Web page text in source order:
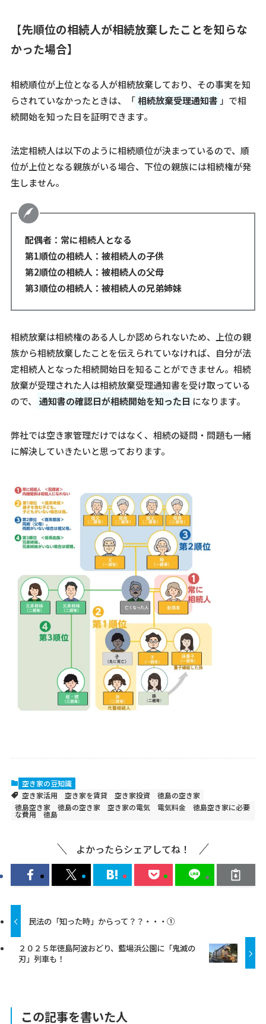
【先順位の相続人が相続放棄したことを知らな
かった場合】
相続順位が上位となる人が相続放棄しており、その事実を知
らされていなかったときは、「相続放棄受理通知書 」で相
続開始を知った日を証明できます。
法定相続人は以下のように相続順位が決まっているので、順
位が上位となる親族がいる場合、下位の親族には相続権が発
生しません。
配偶者：常に相続人となる
第1順位の相続人：被相続人の子供
第2順位の相続人：被相続人の父母
第3順位の相続人：被相続人の兄弟姉妹
相続放棄は相続権のある人しか認められないため、上位の親
族から相続放棄したことを伝えられていなければ、自分が法
定相続人となった相続開始日を知ることができません。相続
放棄が受理された人は相続放棄受理通知書を受け取っている
ので、
通知書の確認日が相続開始を知った日 になります。
弊社では空き家管理だけではなく、相続の疑問・問題も一緒
に解決していきたいと思っております。
空き家の豆知識
空き家活用 空き家を賃貸 空き家投資 徳島の空き家
徳島空き家 徳島の空き家 空き家の電気 電気料金 徳島空き家に必要
な費用 徳島
よかったらシェアしてね！
民法の「知った時」からって？？・・・①
２０２５年徳島阿波おどり、藍場浜公園に「鬼滅の
刃」列車も！
この記事を書いた人